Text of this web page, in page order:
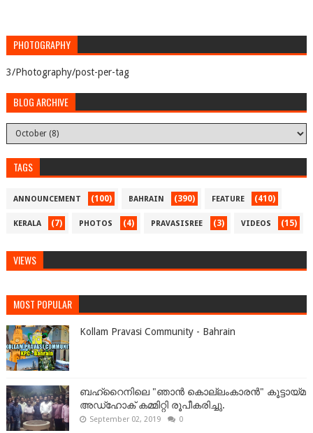
PHOTOGRAPHY
3/Photography/post-per-tag
BLOG ARCHIVE
TAGS
ANNOUNCEMENT (100) BAHRAIN (390) FEATURE (410)
KERALA (7) PHOTOS (4) PRAVASISREE (3) VIDEOS (15)
VIEWS
MOST POPULAR
Kollam Pravasi Community - Bahrain
ബഹ്‌റൈനിലെ "ഞാൻ കൊല്ലംകാരൻ" കൂട്ടായ്‌മ
അഡ്‌ഹോക് കമ്മിറ്റി രൂപീകരിച്ചു.
September 02, 2019 0